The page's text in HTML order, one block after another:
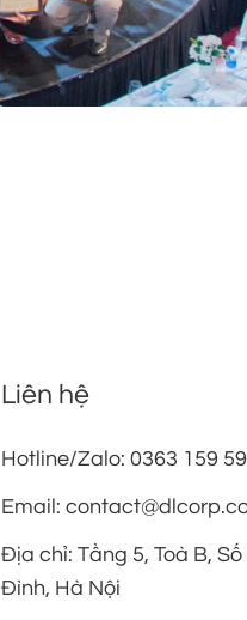
Liên hệ
Hotline/Zalo: 0363 159
Email:
Địa chỉ: Tầng 5, Toà B,
Đình, Hà Nội